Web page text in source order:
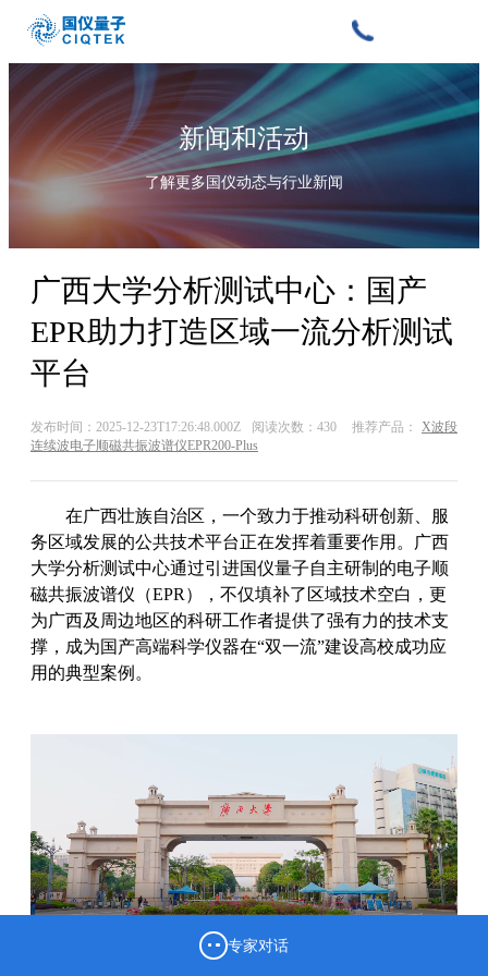
新闻和活动
了解更多国仪动态与行业新闻
广西大学分析测试中心：国产
EPR助力打造区域一流分析测试
平台
发布时间：2025-12-23T17:26:48.000Z 阅读次数：430 推荐产品： X波段
连续波电子顺磁共振波谱仪EPR200-Plus
在广西壮族自治区，一个致力于推动科研创新、服
务区域发展的公共技术平台正在发挥着重要作用。广西
大学分析测试中心通过引进国仪量子自主研制的电子顺
磁共振波谱仪（EPR），不仅填补了区域技术空白，更
为广西及周边地区的科研工作者提供了强有力的技术支
撑，成为国产高端科学仪器在“双一流”建设高校成功应
用的典型案例。
专家对话